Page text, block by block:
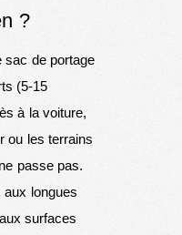
?
sac de portage
(5-15
à la voiture,
ou les terrains
passe pas.
longues
surfaces